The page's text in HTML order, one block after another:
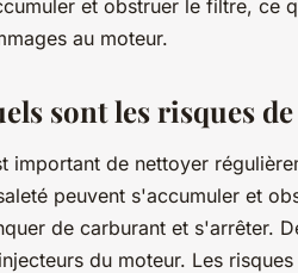
et obstruer le filtre, ce
au moteur.
sont les risques
important de nettoyer
peuvent s'accumuler et
de carburant et s'arrêter.
du moteur. Les